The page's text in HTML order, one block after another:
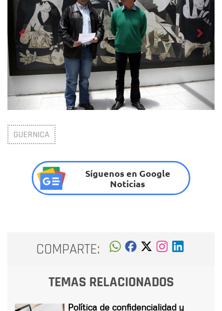
GUERNICA
Síguenos en Google
Noticias
COMPARTE:
TEMAS RELACIONADOS
Política de confidencialidad y